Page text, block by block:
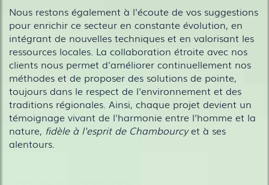
Nous restons également à l'écoute de vos suggestions
pour enrichir ce secteur en constante évolution, en
intégrant de nouvelles techniques et en valorisant les
ressources locales. La collaboration étroite avec nos
clients nous permet d'améliorer continuellement nos
méthodes et de proposer des solutions de pointe,
toujours dans le respect de l'environnement et des
traditions régionales. Ainsi, chaque projet devient un
témoignage vivant de l'harmonie entre l'homme et la
nature, fidèle à l'esprit de Chambourcyet à ses
alentours.